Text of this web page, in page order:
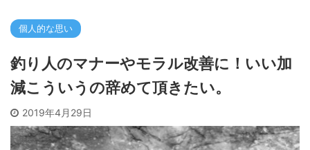
個人的な思い
釣り人のマナーやモラル改善に！いい加
減こういうの辞めて頂きたい。
2019年4月29日